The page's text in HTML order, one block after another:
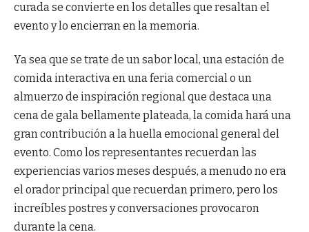
curada se convierte en los detalles que resaltan el
evento y lo encierran en la memoria.
Ya sea que se trate de un sabor local, una estación de
comida interactiva en una feria comercial o un
almuerzo de inspiración regional que destaca una
cena de gala bellamente plateada, la comida hará una
gran contribución a la huella emocional general del
evento. Como los representantes recuerdan las
experiencias varios meses después, a menudo no era
el orador principal que recuerdan primero, pero los
increíbles postres y conversaciones provocaron
durante la cena.